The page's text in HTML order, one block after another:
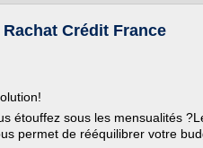
Crédit France
étouffez sous les mensualités
permet de rééquilibrer votre